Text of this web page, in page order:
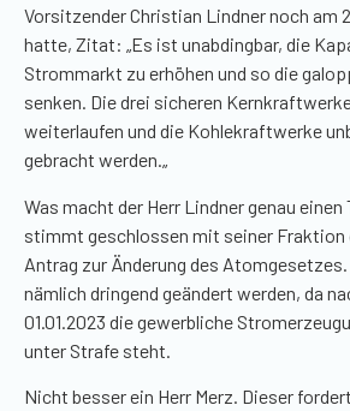
Vorsitzender Christian Lindner noch am
hatte, Zitat: „Es ist unabdingbar, die
Strommarkt zu erhöhen und so die
senken. Die drei sicheren
weiterlaufen und die Kohlekraftwerke
gebracht werden.„
Was macht der Herr Lindner genau
stimmt geschlossen mit seiner Fraktion
Antrag zur Änderung des
nämlich dringend geändert werden, da
01.01.2023 die gewerbliche
unter Strafe steht.
Nicht besser ein Herr Merz. Dieser